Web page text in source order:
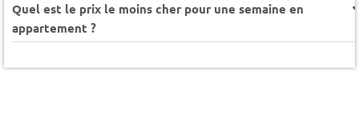
Quel est le prix le moins cher pour une semaine en
appartement ?